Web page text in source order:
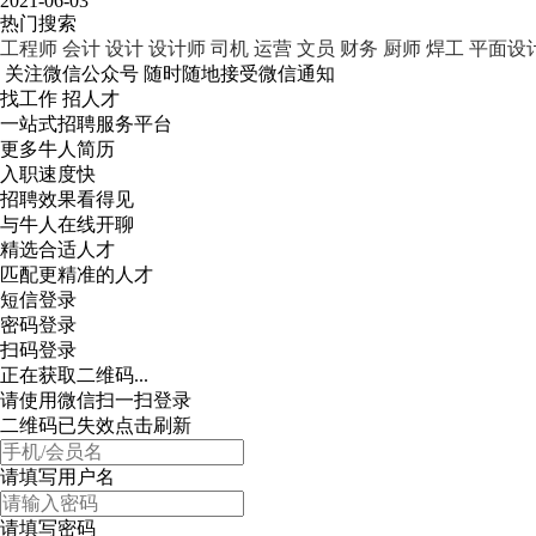
热门搜索
工程师 会计 设计 设计师 司机 运营 文员 财务 厨师 焊工 平面设
关注微信公众号 随时随地接受微信通知
找工作 招人才
一站式招聘服务平台
更多牛人简历
入职速度快
招聘效果看得见
与牛人在线开聊
精选合适人才
匹配更精准的人才
短信登录
密码登录
扫码登录
正在获取二维码...
请使用微信扫一扫登录
二维码已失效点击刷新
请填写用户名
请填写密码